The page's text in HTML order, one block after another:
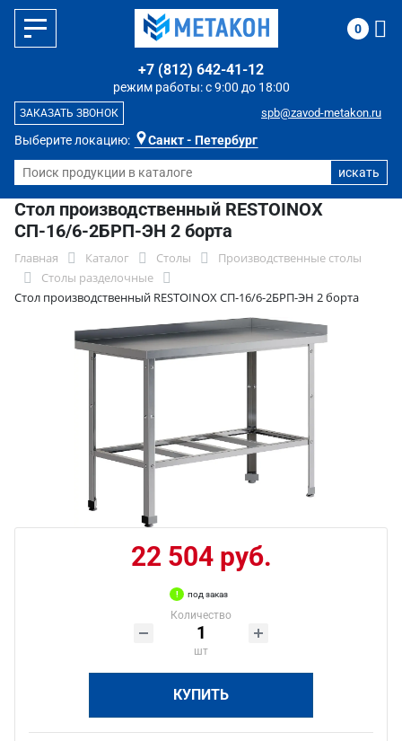
Выберите локацию: Санкт - Петербург
режим работы: с 9:00 до 18:00
+7 (812) 642-41-12
spb@zavod-metakon.ru
ЗАКАЗАТЬ ЗВОНОК
0
Стол производственный RESTOINOX
СП-16/6-2БРП-ЭН 2 борта
Главная Каталог Столы
Производственные столы
Столы разделочные
Стол производственный RESTOINOX СП-16/6-2БРП-ЭН 2 борта
22 504 руб.
под заказ
Количество
шт
КУПИТЬ